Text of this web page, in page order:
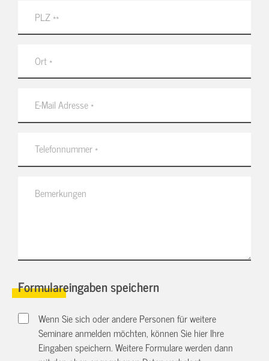
Formulareingaben speichern
Wenn Sie sich oder andere Personen für weitere
Seminare anmelden möchten, können Sie hier Ihre
Eingaben speichern. Weitere Formulare werden dann